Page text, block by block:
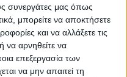
συνεργάτες μας όπως
μπορείτε να αποκτήσετε
και να αλλάξετε τις
να αρνηθείτε να
επεξεργασία των
να μην απαιτεί τη